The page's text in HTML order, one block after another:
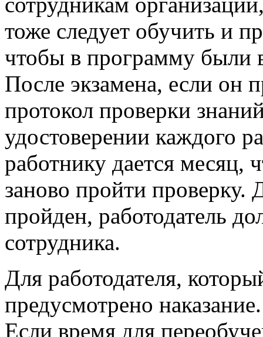
тоже следует обучить и
чтобы в программу были
После экзамена, если он
протокол проверки
удостоверении каждого
работнику дается месяц,
заново пройти проверку.
пройден, работодатель
сотрудника.
Для работодателя,
предусмотрено
Если время для